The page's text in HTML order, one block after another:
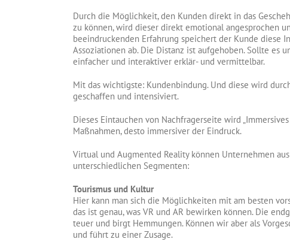
Durch die Möglichkeit, den Kunden direkt in das
zu können, wird dieser direkt emotional angesprochen
beeindruckenden Erfahrung speichert der Kunde diese
Assoziationen ab. Die Distanz ist aufgehoben. Sollte es
einfacher und interaktiver erklär- und vermittelbar.
Mit das wichtigste: Kundenbindung. Und diese wird
geschaffen und intensiviert.
Dieses Eintauchen von Nachfragerseite wird
Maßnahmen, desto immersiver der Eindruck.
Virtual und Augmented Reality können Unternehmen
unterschiedlichen Segmenten:
Tourismus und Kultur
Hier kann man sich die Möglichkeiten mit am besten
das ist genau, was VR und AR bewirken können. Die
teuer und birgt Hemmungen. Können wir aber als
und führt zu einer Zusage.